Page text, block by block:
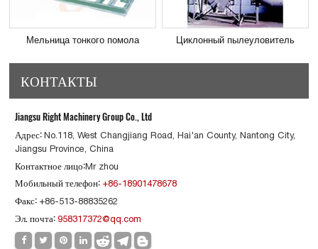
Мельница тонкого помола Циклонный пылеуловитель
КОНТАКТЫ
Jiangsu Right Machinery Group Co., Ltd
Адрес:No.118, West Changjiang Road, Hai'an County, Nantong City,
Jiangsu Province, China
Контактное лицо:Mr zhou
Мобильный телефон: +86-18901478678
Факс: +86-513-88835262
Эл. почта: 958317372@qq.com